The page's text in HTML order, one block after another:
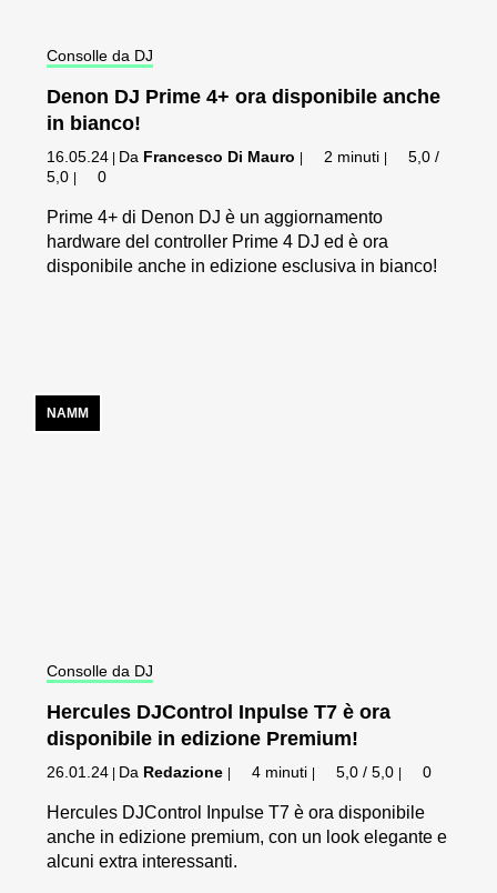
Consolle da DJ
Denon DJ Prime 4+ ora disponibile anche
in bianco!
16.05.24 | Da Francesco Di Mauro | 2 minuti |
5,0 /
5,0 | 0
Prime 4+ di Denon DJ è un aggiornamento
hardware del controller Prime 4 DJ ed è ora
disponibile anche in edizione esclusiva in bianco!
NAMM
Consolle da DJ
Hercules DJControl Inpulse T7 è ora
disponibile in edizione Premium!
26.01.24 | Da Redazione | 4 minuti | 5,0 / 5,0 | 0
Hercules DJControl Inpulse T7 è ora disponibile
anche in edizione premium, con un look elegante e
alcuni extra interessanti.